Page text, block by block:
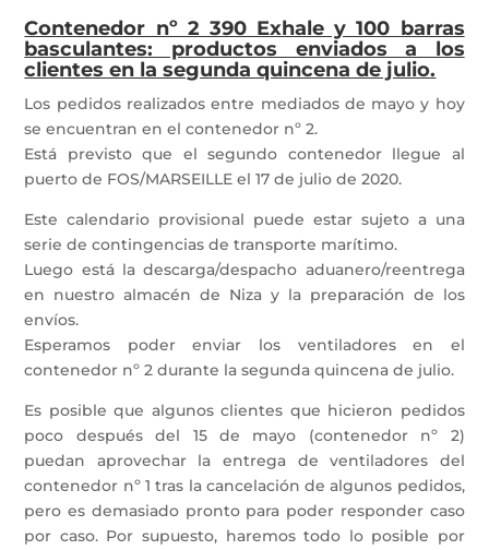
Contenedor nº 2 390 Exhale y 100 barras
basculantes: productos enviados a los
clientes en la segunda quincena de julio.
Los pedidos realizados entre mediados de mayo y hoy
se encuentran en el contenedor nº 2.
Está previsto que el segundo contenedor llegue al
puerto de FOS/MARSEILLE el 17 de julio de 2020.
Este calendario provisional puede estar sujeto a una
serie de contingencias de transporte marítimo.
Luego está la descarga/despacho aduanero/reentrega
en nuestro almacén de Niza y la preparación de los
envíos.
Esperamos poder enviar los ventiladores en el
contenedor nº 2 durante la segunda quincena de julio.
Es posible que algunos clientes que hicieron pedidos
poco después del 15 de mayo (contenedor nº 2)
puedan aprovechar la entrega de ventiladores del
contenedor nº 1 tras la cancelación de algunos pedidos,
pero es demasiado pronto para poder responder caso
por caso. Por supuesto, haremos todo lo posible por